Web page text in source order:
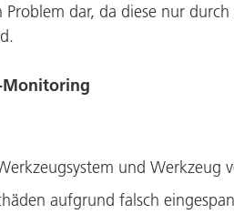
Problem dar, da diese nur
Monitoring
und Werkzeug
aufgrund falsch